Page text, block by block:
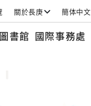
關於長庚 簡体中文
圖書館 國際事務處